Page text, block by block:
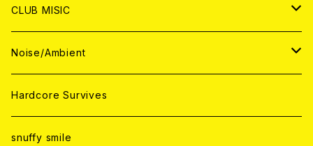
ANALOG
ANALOG
CD
ANALOG
CD
ANALOG
WORLD
CD
ANALOG
JAPAN
CD
ANALOG
WORLD
CD
ANALOG
CLUB MISIC
JAPAN
CD
ANALOG
WORLD
CD
Noise/Ambient
JAPAN
CD
WORLD
Hardcore Survives
snuffy smile